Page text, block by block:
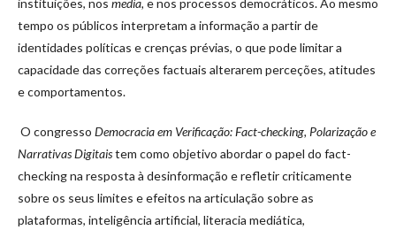
instituições, nos media, e nos processos democráticos. Ao mesmo
tempo os públicos interpretam a informação a partir de
identidades políticas e crenças prévias, o que pode limitar a
capacidade das correções factuais alterarem perceções, atitudes
e comportamentos.
O congresso Democracia em Verificação: Fact-checking, Polarização e
Narrativas Digitaistem como objetivo abordar o papel do fact-
checking na resposta à desinformação e refletir criticamente
sobre os seus limites e efeitos na articulação sobre as
plataformas, inteligência artificial, literacia mediática,